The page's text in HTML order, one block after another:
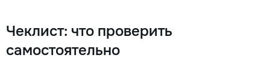
Чеклист: что проверить
самостоятельно